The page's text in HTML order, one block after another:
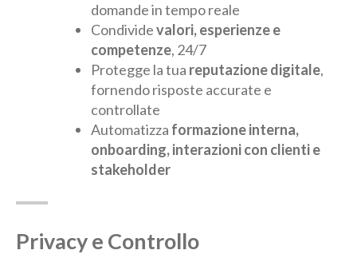
domande in tempo reale
Condividevalori, esperienze e
competenze, 24/7
Protegge la tua reputazione digitale,
fornendo risposte accurate e
controllate
Automatizza formazione interna,
onboarding, interazioni con clienti e
stakeholder
Privacy e Controllo